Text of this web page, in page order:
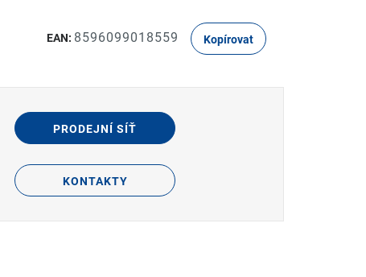
EAN: 8596099018559 Kopírovat
PRODEJNÍ SÍŤ
KONTAKTY